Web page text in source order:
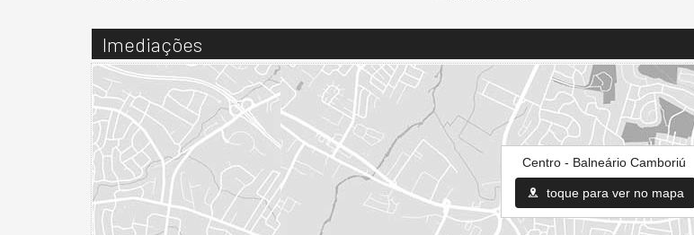
Imediações
Centro - Balneário Camboriú
toque para ver no mapa